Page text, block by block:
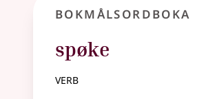
Bokmålsordboka
spøke
verb